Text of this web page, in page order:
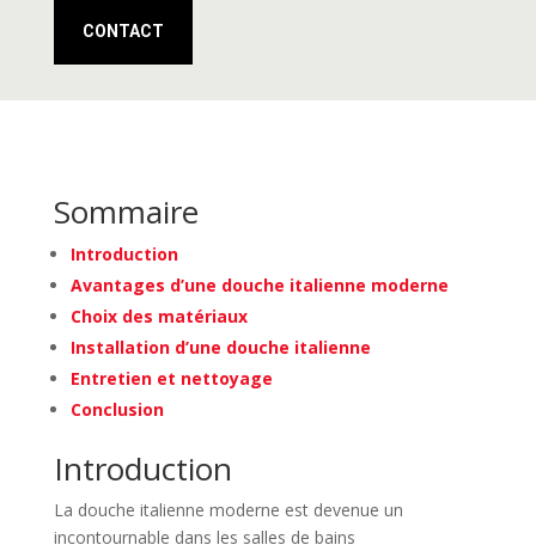
CONTACT
Sommaire
Introduction
Avantages d’une douche italienne moderne
Choix des matériaux
Installation d’une douche italienne
Entretien et nettoyage
Conclusion
Introduction
La douche italienne moderne est devenue un
incontournable dans les salles de bains